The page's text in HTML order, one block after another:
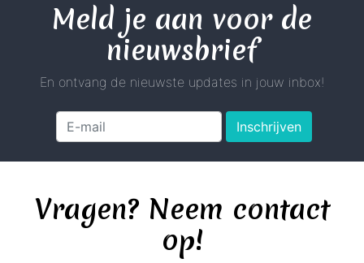
Meld je aan voor de
nieuwsbrief
En ontvang de nieuwste updates in jouw inbox!
Inschrijven
Vragen? Neem contact
op!